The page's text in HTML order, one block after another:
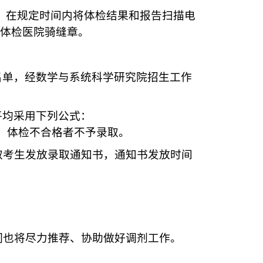
规定时间内将体检结果和报告扫描电
检医院骑缝章。
，经数学与系统科学研究院招生工作
采用下列公式：
检不合格者不予录取。
生发放录取通知书，通知书发放时间
将尽力推荐、协助做好调剂工作。